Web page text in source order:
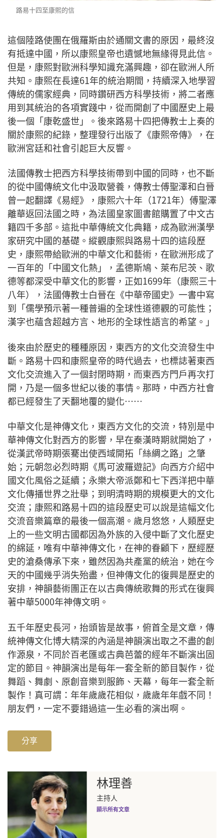
路易十四至康熙的信
這個陸路使團在俄羅斯由於通關文書的原因，最終沒
有抵達中國，所以康熙皇帝也遺憾地無緣得見此信。
但是，康熙對歐洲科學知識充滿興趣，卻在歐洲人所
共知。康熙在長達61年的統治期間，持續深入地學習
傳統的儒家經典，同時鑽研西方科學技術，將二者應
用到其統治的各項實踐中，從而開創了中國歷史上最
後一個「康乾盛世」。後來路易十四把傳教士上奏的
關於康熙的紀錄，整理發行出版了《康熙帝傳》，在
歐洲宮廷和社會引起巨大反響。
法國傳教士把西方科學技術帶到中國的同時，也不斷
的從中國傳統文化中汲取營養，傳教士傅聖澤和白晉
曾一起翻譯《易經》，康熙六十年（1721年）傅聖澤
離華返回法國之時，為法國皇家圖書館購置了中文古
籍四千多部。這批中華傳統文化典籍，成為歐洲漢學
家研究中國的基礎。縱觀康熙與路易十四的這段歷
史，康熙帶給歐洲的中華文化和藝術，在歐洲形成了
一百年的「中國文化熱」，孟德斯鳩、萊布尼茨、歌
德等都深受中華文化的影響，正如1699年（康熙三十
八年），法國傳教士白晉在《中華帝國史》一書中寫
到「儒學預示著一種普遍的全球性道德觀的可能性；
漢字也蘊含超越方言、地形的全球性語言的希望。」
後來由於歷史的種種原因，東西方的文化交流發生中
斷。路易十四和康熙皇帝的時代過去，也標誌著東西
文化交流進入了一個封閉時期，而東西方門戶再次打
開，乃是一個多世紀以後的事情。那時，中西方社會
都已經發生了天翻地覆的變化……
中華文化是神傳文化，東西方文化的交流，特別是中
華神傳文化對西方的影響，早在秦漢時期就開始了，
從漢武帝時期張騫出使西域開拓「絲綢之路」之肇
始；元朝忽必烈時期《馬可波羅遊記》向西方介紹中
國文化風俗之延續；永樂大帝派鄭和七下西洋把中華
文化傳播世界之壯舉；到明清時期的規模更大的文化
交流；康熙和路易十四的這段歷史可以說是這幅文化
交流音樂篇章的最後一個高潮。歲月悠悠，人類歷史
上的一些文明古國都因為外族的入侵中斷了文化歷史
的綿延，唯有中華神傳文化，在神的眷顧下，歷經歷
史的滄桑傳承下來，雖然因為共產黨的統治，她在今
天的中國幾乎消失殆盡，但神傳文化的復興是歷史的
安排，神韻藝術團正在以古典傳統歌舞的形式在復興
著中華5000年神傳文明。
五千年歷史長河，抬頭皆是故事，俯首全是文章，傳
統神傳文化博大精深的內涵是神韻演出取之不盡的創
作源泉，不同於百老匯或古典芭蕾的經年不斷演出固
定的節目。神韻演出是每年一套全新的節目製作，從
舞蹈、舞劇、原創音樂到服飾、天幕，每年一套全新
製作！真可謂：年年歲歲花相似，歲歲年年戲不同！
朋友們，一定不要錯過這一生必看的演出啊。
分享
林理善
主持人
顯示所有文章